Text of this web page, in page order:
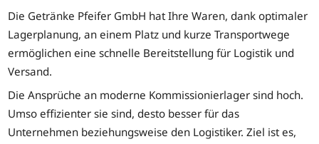
Die Getränke Pfeifer GmbH hat Ihre Waren, dank optimaler
Lagerplanung, an einem Platz und kurze Transportwege
ermöglichen eine schnelle Bereitstellung für Logistik und
Versand.
Die Ansprüche an moderne Kommissionierlager sind hoch.
Umso effizienter sie sind, desto besser für das
Unternehmen beziehungsweise den Logistiker. Ziel ist es,